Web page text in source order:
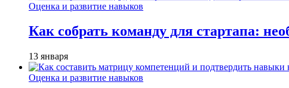
Оценка и развитие навыков
Как собрать команду для стартапа:
13 января
Оценка и развитие навыков